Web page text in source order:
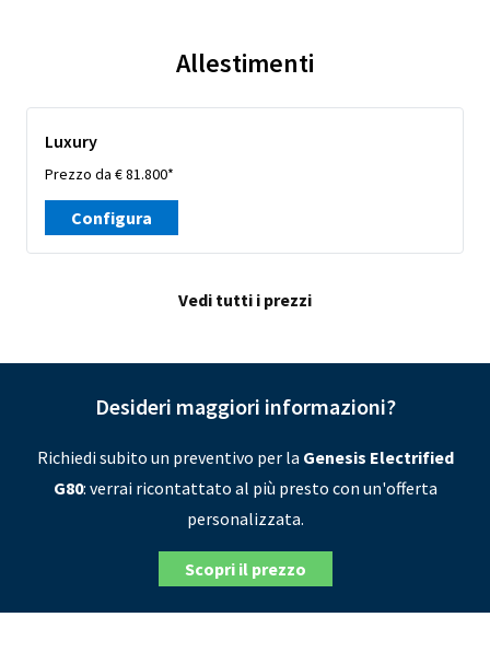
Allestimenti
Luxury
Prezzo da € 81.800*
Configura
Vedi tutti i prezzi
Desideri maggiori informazioni?
Richiedi subito un preventivo per la Genesis Electrified
G80: verrai ricontattato al più presto con un'offerta
personalizzata.
Scopri il prezzo